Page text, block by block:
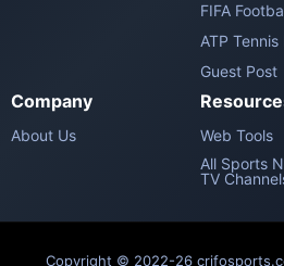
FIFA
ATP
Guest Post
Company
About Us
Web Tools
All Sports
TV
Copyright © 2022-26